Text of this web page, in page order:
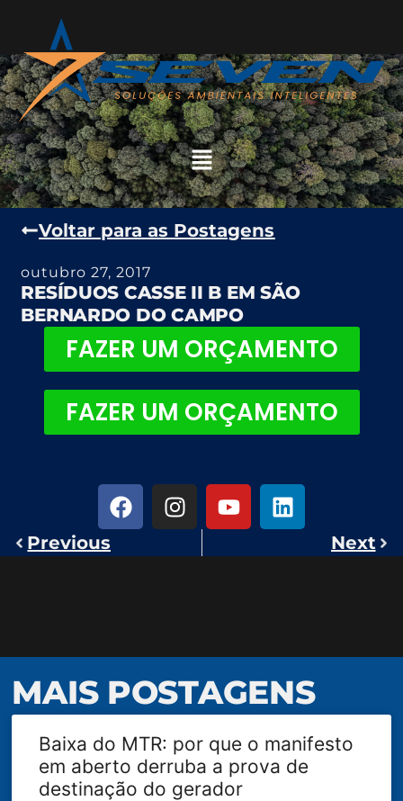
Voltar para as Postagens
outubro 27, 2017
RESÍDUOS CASSE II B EM SÃO
BERNARDO DO CAMPO
FAZER UM ORÇAMENTO
FAZER UM ORÇAMENTO
Previous Next
MAIS POSTAGENS
Baixa do MTR: por que o manifesto
em aberto derruba a prova de
destinação do gerador